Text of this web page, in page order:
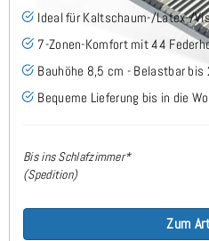
Ideal für Kaltschaum-/Latex-/
7-Zonen-Komfort mit 44
Bauhöhe 8,5 cm - Belastbar bis
Bequeme Lieferung bis in die
Bis ins Schlafzimmer*
(Spedition)
Zum